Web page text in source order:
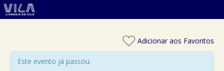
Adicionar aos Favoritos
Este evento já passou.